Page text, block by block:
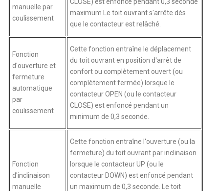
manuelle par
coulissement
maximum Le toit ouvrant s'arrête dès
que le contacteur est relâché.
Fonction
d'ouverture et
fermeture
automatique
par
coulissement
Cette fonction entraîne le déplacement
du toit ouvrant en position d'arrêt de
confort ou complètement ouvert (ou
complètement fermée) lorsque le
contacteur OPEN (ou le contacteur
CLOSE) est enfoncé pendant un
minimum de 0,3 seconde.
Fonction
d'inclinaison
manuelle
Cette fonction entraîne l'ouverture (ou la
fermeture) du toit ouvrant par inclinaison
lorsque le contacteur UP (ou le
contacteur DOWN) est enfoncé pendant
un maximum de 0,3 seconde. Le toit